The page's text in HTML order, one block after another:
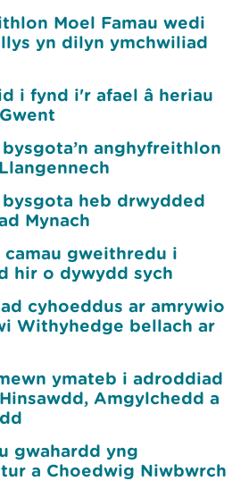
Moel Famau wedi
yn dilyn ymchwiliad
i fynd i'r afael â heriau
anghyfreithlon
heb drwydded
Mynach
camau gweithredu i
hir o dywydd sych
cyhoeddus ar amrywio
Withyhedge bellach ar
ymateb i adroddiad
Amgylchedd a
gwahardd yng
a Choedwig Niwbwrch